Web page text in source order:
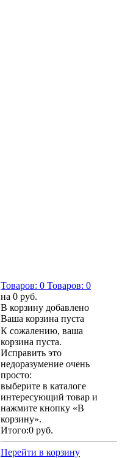
Товаров: 0 Товаров: 0
на 0 руб.
В корзину добавлено
Ваша корзина пуста
К сожалению, ваша
корзина пуста.
Исправить это
недоразумение очень
просто:
выберите в каталоге
интересующий товар и
нажмите кнопку «В
корзину».
Итого:0 руб.
Перейти в корзину